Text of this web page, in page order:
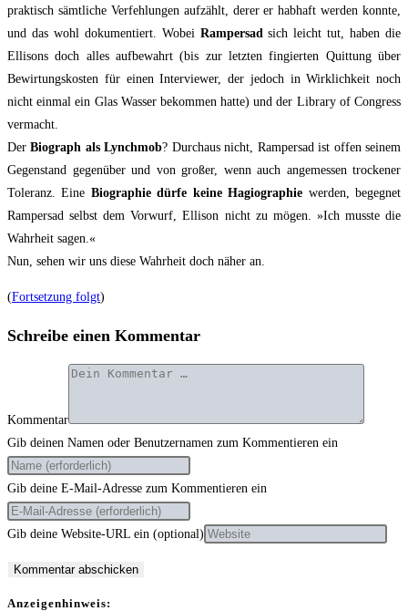
prak­tisch sämt­li­che Ver­feh­lun­gen auf­zählt, derer er hab­haft wer­den konn­te,
und das wohl doku­men­tiert. Wobei Ram­pers­adsich leicht tut, haben die
Elli­sons doch alles auf­be­wahrt (bis zur letz­ten fin­gier­ten Quit­tung über
Bewir­tungs­kos­ten für einen Inter­view­er, der jedoch in Wirk­lich­keit noch
nicht ein­mal ein Glas Was­ser bekom­men hat­te) und der Libra­ry of Con­gress
vermacht.
DerBio­graph als Lynch­mob? Durch­aus nicht, Ram­pers­ad ist offen sei­nem
Gegen­stand gegen­über und von gro­ßer, wenn auch ange­mes­sen tro­cke­ner
Tole­ranz. Eine Bio­gra­phie dür­fe kei­ne Hagio­gra­phie wer­den, begeg­net
Ram­pers­ad selbst dem Vor­wurf, Elli­son nicht zu mögen. »Ich muss­te die
Wahr­heit sagen.«
Nun, sehen wir uns die­se Wahr­heit doch näher an.
(Fort­set­zung folgt)
Schreibe einen Kommentar
Kommentar
Gib deinen Namen oder Benutzernamen zum Kommentieren ein
Gib deine E-Mail-Adresse zum Kommentieren ein
Gib deine Website-URL ein (optional)
Anzei­gen­hin­weis: